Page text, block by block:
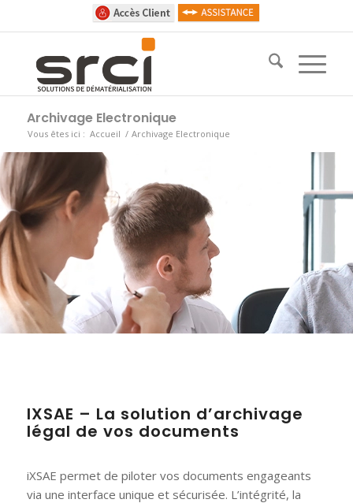
Archivage Electronique
Vous êtes ici : Accueil / Archivage Electronique
IXSAE – La solution d’archivage
légal de vos documents
iXSAE permet de piloter vos documents engageants
via une interface unique et sécurisée. L’intégrité, la